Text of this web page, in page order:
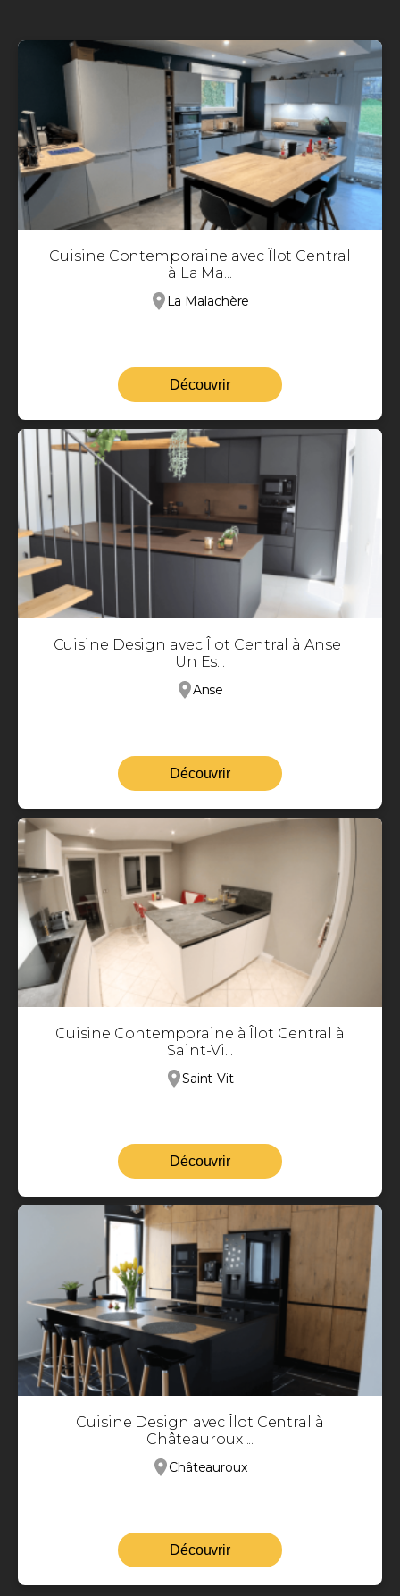
Cuisine Contemporaine avec Îlot Central
à La Ma...
La Malachère
Découvrir
Cuisine Design avec Îlot Central à Anse :
Un Es...
Anse
Découvrir
Cuisine Contemporaine à Îlot Central à
Saint-Vi...
Saint-Vit
Découvrir
Cuisine Design avec Îlot Central à
Châteauroux ...
Châteauroux
Découvrir